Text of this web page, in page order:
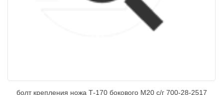
болт крепления ножа Т-170 бокового М20 с/г 700-28-2517